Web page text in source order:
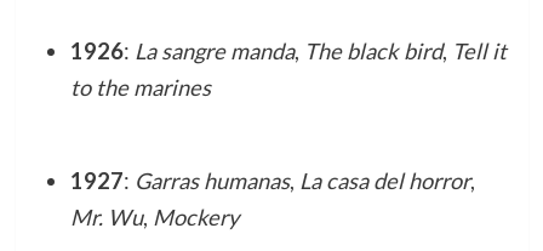
1926: La sangre manda, The black bird, Tell it
to the marines
1927: Garras humanas, La casa del horror,
Mr. Wu, Mockery